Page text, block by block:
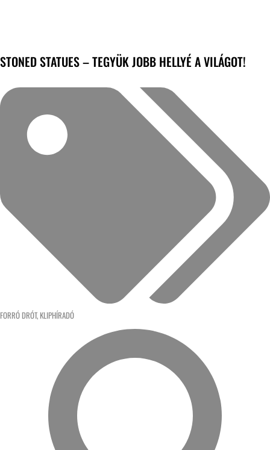
STONED STATUES – TEGYÜK JOBB HELLYÉ A VILÁGOT!
FORRÓ DRÓT, KLIPHÍRADÓ